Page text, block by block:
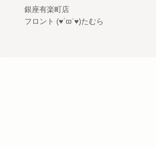
銀座有楽町店
フロント (♥´ϖ`♥)たむら